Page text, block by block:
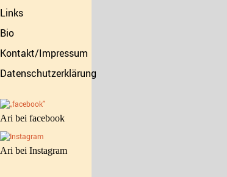
Links
Bio
Kontakt/Impressum
Datenschutzerklärung
Ari bei facebook
Ari bei Instagram